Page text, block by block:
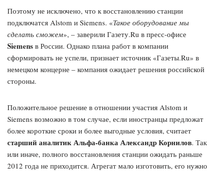
Поэтому не исключено, что к восстановлению станции
подключатся Alstom и Siemens. «Такое оборудование мы
сделать сможем», – заверили Газету.Ru в пресс-офисе
Siemens в России. Однако плана работ в компании
сформировать не успели, признает источник «Газеты.Ru» в
немецком концерне – компания ожидает решения российской
стороны.
Положительное решение в отношении участия Alstom и
Siemens возможно в том случае, если иностранцы предложат
более короткие сроки и более выгодные условия, считает
старший аналитик Альфа-банка Александр Корнилов. Так
или иначе, полного восстановления станции ожидать раньше
2012 года не приходится. Агрегат мало изготовить, его нужно